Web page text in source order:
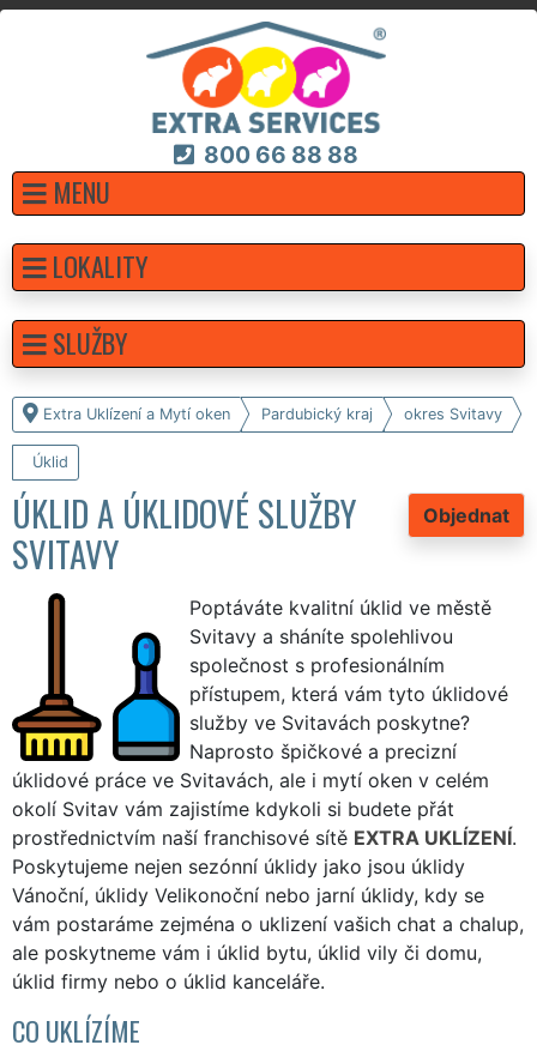
800 66 88 88
MENU
Extra Uklízení a Mytí oken Pardubický kraj okres Svitavy
Úklid
Objednat
ÚKLID A ÚKLIDOVÉ SLUŽBY
SVITAVY
Poptáváte kvalitní úklid ve městě
Svitavy a sháníte spolehlivou
společnost s profesionálním
přístupem, která vám tyto úklidové
služby ve Svitavách poskytne?
Naprosto špičkové a precizní
úklidové práce ve Svitavách, ale i mytí oken v celém
okolí Svitav vám zajistíme kdykoli si budete přát
prostřednictvím naší franchisové sítě EXTRA UKLÍZENÍ.
Poskytujeme nejen sezónní úklidy jako jsou úklidy
Vánoční, úklidy Velikonoční nebo jarní úklidy, kdy se
vám postaráme zejména o uklizení vašich chat a chalup,
ale poskytneme vám i úklid bytu, úklid vily či domu,
úklid firmy nebo o úklid kanceláře.
CO UKLÍZÍME
LOKALITY
SLUŽBY